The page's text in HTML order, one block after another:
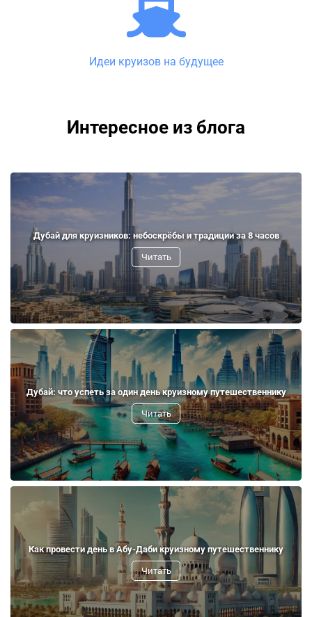
Идеи круизов на будущее
Интересное из блога
Дубай для круизников: небоскрёбы и традиции за 8 часов
Читать
Дубай: что успеть за один день круизному путешественнику
Читать
Как провести день в Абу-Даби круизному путешественнику
Читать